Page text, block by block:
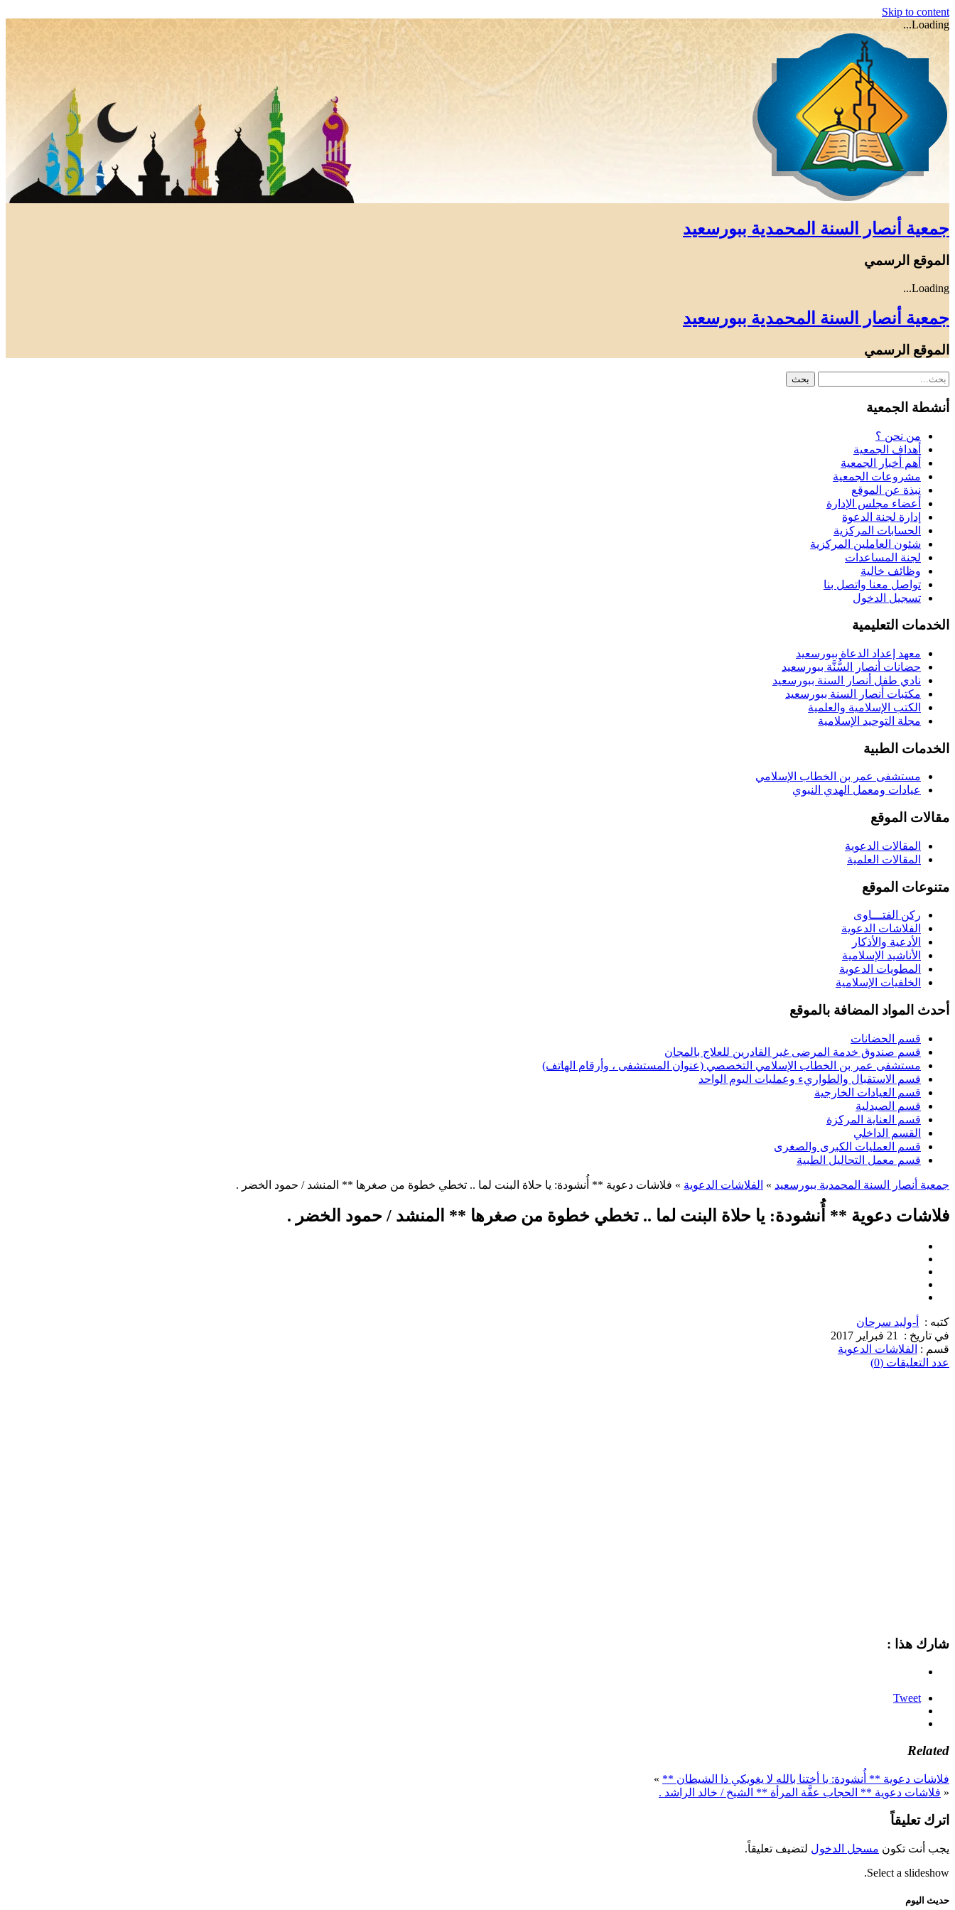
Skip to content
Loading...
جمعية أنصار السنة المحمدية ببورسعيد
الموقع الرسمي
Loading...
جمعية أنصار السنة المحمدية ببورسعيد
الموقع الرسمي
أنشطة الجمعية
من نحن ؟
أهداف الجمعية
أهم أخبار الجمعية
مشروعات الجمعية
نبذة عن الموقع
أعضاء مجلس الإدارة
إدارة لجنة الدعوة
الحسابات المركزية
شئون العاملين المركزية
لجنة المساعدات
وظائف خالية
تواصل معنا واتصل بنا
تسجيل الدخول
الخدمات التعليمية
معهد إعداد الدعاة ببورسعيد
حضانات أنصار السُّنَّة ببورسعيد
نادي طفل أنصار السنة ببورسعيد
مكتبات أنصار السنة ببورسعيد
الكتب الإسلامية والعلمية
مجلة التوحيد الإسلامية
الخدمات الطبية
مستشفى عمر بن الخطاب الإسلامي
عيادات ومعمل الهدي النبوي
مقالات الموقع
المقالات الدعوية
المقالات العلمية
متنوعات الموقع
ركن الفتـــاوى
الفلاشات الدعوية
الأدعية والأذكار
الأناشيد الإسلامية
المطويات الدعوية
الخلفيات الإسلامية
أحدث المواد المضافة بالموقع
قسم الحضانات
قسم صندوق خدمة المرضى غير القادرين للعلاج بالمجان
مستشفى عمر بن الخطاب الإسلامي التخصصي (عنوان المستشفى ، وأرقام الهاتف)
قسم الاستقبال والطواريء وعمليات اليوم الواحد
قسم العيادات الخارجية
قسم الصيدلية
قسم العناية المركزة
القسم الداخلي
قسم العمليات الكبرى والصغرى
قسم معمل التحاليل الطبية
جمعية أنصار السنة المحمدية ببورسعيد » الفلاشات الدعوية » فلاشات دعوية ** أُنشودة: يا حلاة البنت لما .. تخطي خطوة من صغرها ** المنشد / حمود الخضر .
فلاشات دعوية ** أُنشودة: يا حلاة البنت لما .. تخطي خطوة من صغرها ** المنشد / حمود الخضر .
كتبه :
أ-وليد سرحان
في تاريخ :
21 فبراير 2017
قسم : الفلاشات الدعوية
عدد التعليقات (0)
شارك هذا :
Tweet
Related
فلاشات دعوية ** أُنشودة: يا أختنا بالله لا يغويكي ذا الشيطان ** »
« فلاشات دعوية ** الحجاب عفَّة المرأة ** الشيخ / خالد الراشد .
اترك تعليقاً
يجب أنت تكون مسجل الدخول لتضيف تعليقاً.
Select a slideshow.
حديث اليوم